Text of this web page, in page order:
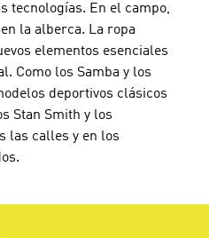
tecnologías. En el campo,
la alberca. La ropa
elementos esenciales
Como los Samba y los
deportivos clásicos
Stan Smith y los
las calles y en los